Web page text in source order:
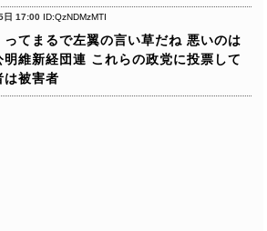
日 17:00 ID:QzNDMzMTI
ってまるで左翼の言い草だね 悪いのは
維新経団連 これらの政党に投票して
は被害者